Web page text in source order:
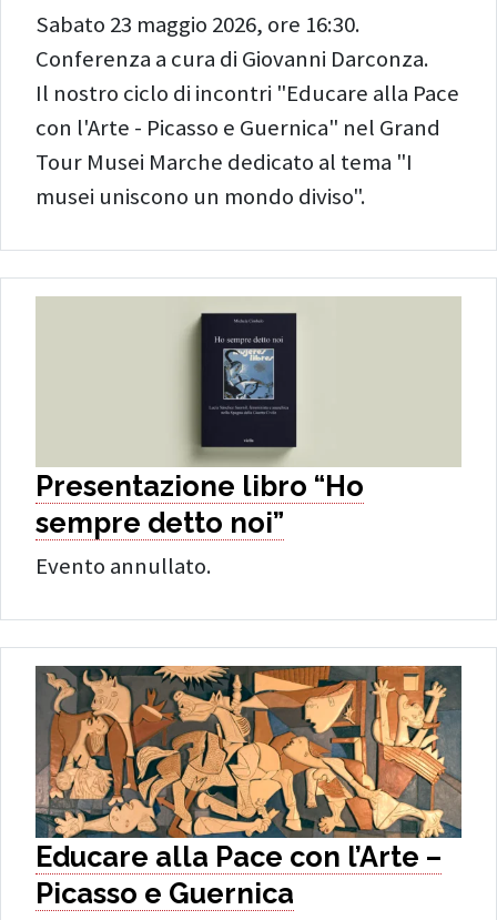
Sabato 23 maggio 2026, ore 16:30.
Conferenza a cura di Giovanni Darconza.
Il nostro ciclo di incontri "Educare alla Pace
con l'Arte - Picasso e Guernica" nel Grand
Tour Musei Marche dedicato al tema "I
musei uniscono un mondo diviso".
Presentazione libro “Ho
sempre detto noi”
Evento annullato.
Educare alla Pace con l’Arte –
Picasso e Guernica